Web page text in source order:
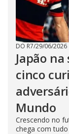
DO R7/29/06/2026
Japão
cinco
Mundo
Crescendo no
chega com